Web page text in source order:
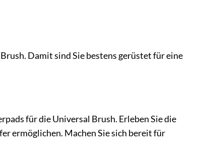
Damit sind Sie bestens gerüstet für eine
für die Universal Brush. Erleben Sie die
ermöglichen. Machen Sie sich bereit für